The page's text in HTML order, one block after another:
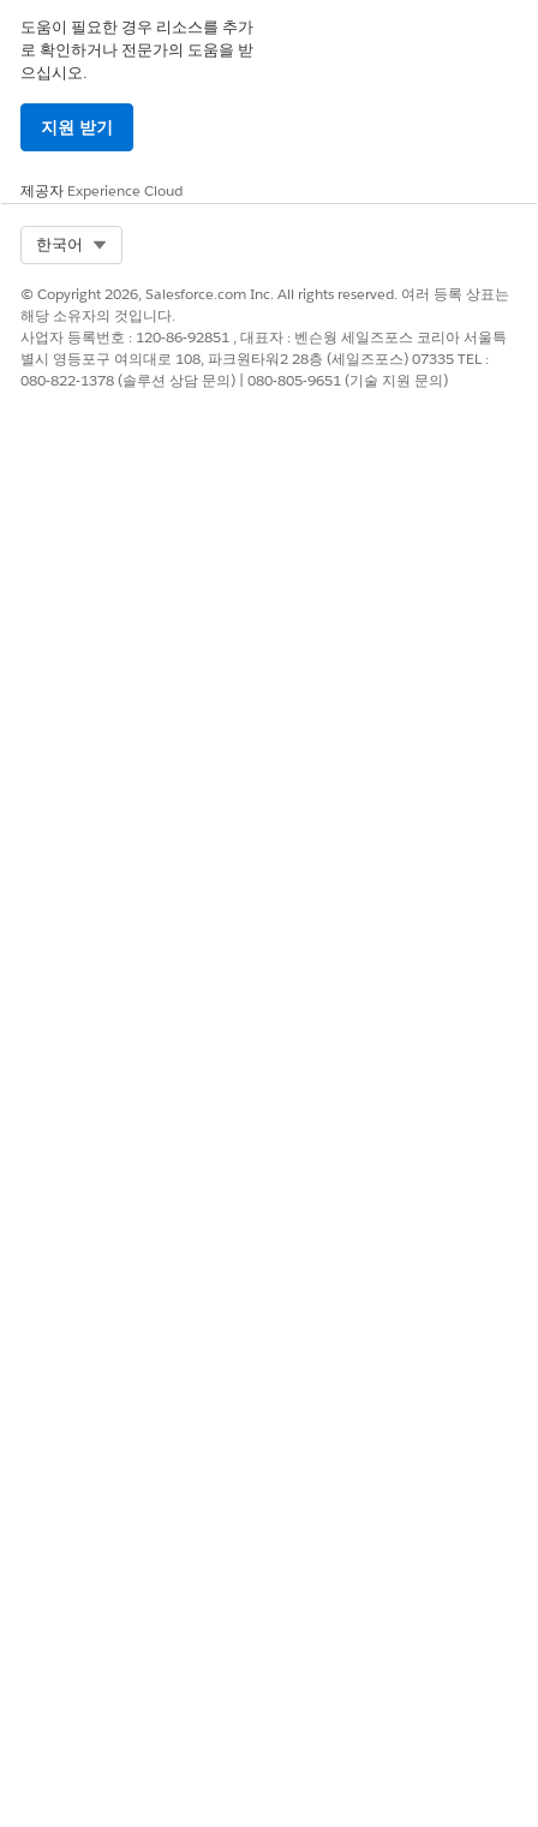
도움이 필요한 경우 리소스를 추가
로 확인하거나 전문가의 도움을 받
으십시오.
지원 받기
제공자 Experience Cloud
한국어
© Copyright 2026, Salesforce.com Inc. All rights reserved. 여러 등록 상표는
해당 소유자의 것입니다.
사업자 등록번호 : 120-86-92851 , 대표자 : 벤슨웡 세일즈포스 코리아 서울특
별시 영등포구 여의대로 108, 파크원타워2 28층 (세일즈포스) 07335 TEL :
080-822-1378 (솔루션 상담 문의) | 080-805-9651 (기술 지원 문의)